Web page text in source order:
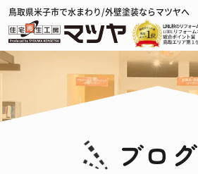
鳥取県米子市で水まわり/外壁塗装ならマツヤへ
ブログ